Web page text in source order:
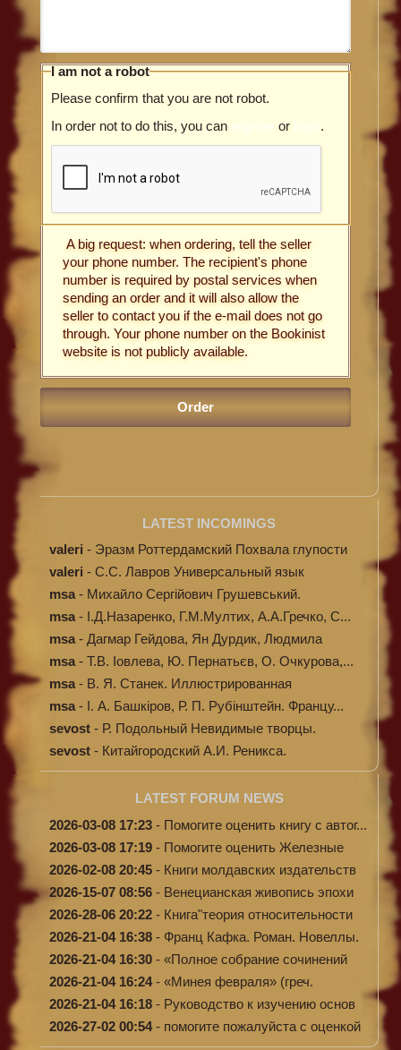
I am not a robot
Please confirm that you are not robot.
In order not to do this, you can register or login.
A big request: when ordering, tell the seller
your phone number. The recipient's phone
number is required by postal services when
sending an order and it will also allow the
seller to contact you if the e-mail does not go
through. Your phone number on the Bookinist
website is not publicly available.
LATEST INCOMINGS
valeri - Эразм Роттердамский Похвала глупости
valeri - C.С. Лавров Универсальный язык
программи...
msa - Михайло Сергійович Грушевський.
Ілюстров...
msa - І.Д.Назаренко, Г.М.Мултих, А.А.Гречко, С...
msa - Дагмар Гейдова, Ян Дурдик, Людмила
Кибал...
msa - Т.В. Іовлева, Ю. Пернатьєв, О. Очкурова,...
msa - В. Я. Станек. Иллюстрированная
энциклопе...
msa - І. А. Башкіров, Р. П. Рубінштейн. Францу...
sevost - Р. Подольный Невидимые творцы.
sevost - Китайгородский А.И. Реникса.
LATEST FORUM NEWS
2026-03-08 17:23 - Помогите оценить книгу с автог...
2026-03-08 17:19 - Помогите оценить Железные
доро...
2026-02-08 20:45 - Книги молдавских издательств
2026-15-07 08:56 - Венецианская живопись эпохи
Во...
2026-28-06 20:22 - Книга"теория относительности
и...
2026-21-04 16:38 - Франц Кафка. Роман. Новеллы.
П...
2026-21-04 16:30 - «Полное собрание сочинений
А.Н...
2026-21-04 16:24- «Минея февраля» (греч.
Μηναίον...
2026-21-04 16:18 - Руководство к изучению основ
к...
2026-27-02 00:54- помогите пожалуйста с оценкой